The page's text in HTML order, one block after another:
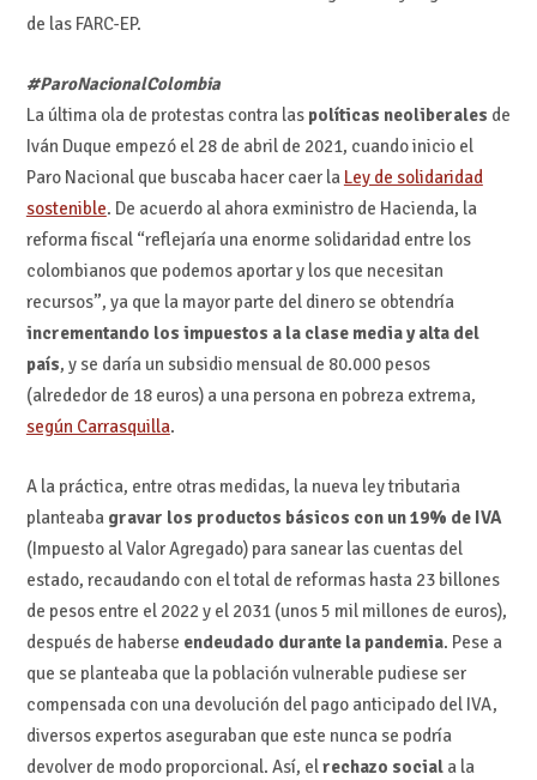
de las FARC-EP.
#ParoNacionalColombia
La última ola de protestas contra las políticas neoliberales de
Iván Duque empezó el 28 de abril de 2021, cuando inicio el
Paro Nacional que buscaba hacer caer la Ley de solidaridad
sostenible. De acuerdo al ahora exministro de Hacienda, la
reforma fiscal “reflejaría una enorme solidaridad entre los
colombianos que podemos aportar y los que necesitan
recursos”, ya que la mayor parte del dinero se obtendría
incrementando los impuestos a la clase media y alta del
país, y se daría un subsidio mensual de 80.000 pesos
(alrededor de 18 euros) a una persona en pobreza extrema,
según Carrasquilla.
A la práctica, entre otras medidas, la nueva ley tributaria
planteaba gravar los productos básicos con un 19% de IVA
(Impuesto al Valor Agregado) para sanear las cuentas del
estado, recaudando con el total de reformas hasta 23 billones
de pesos entre el 2022 y el 2031 (unos 5 mil millones de euros),
después de haberse endeudado durante la pandemia. Pese a
que se planteaba que la población vulnerable pudiese ser
compensada con una devolución del pago anticipado del IVA,
diversos expertos aseguraban que este nunca se podría
devolver de modo proporcional. Así, elrechazo sociala la